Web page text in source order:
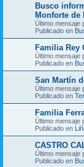
Busco
Monforte de
Último mensaje
Publicado en
Familia Rey
Último mensaje
Publicado en
San Martín
Último mensaje
Publicado en
Familia
Último mensaje
Publicado en
CASTRO
Último mensaje
Publicado en